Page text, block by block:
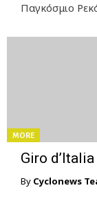
Παγκόσμιο
MORE
Giro
By Cyclonews